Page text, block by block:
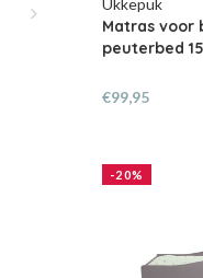
Matras voor
peuterbed
€99,95
-20%